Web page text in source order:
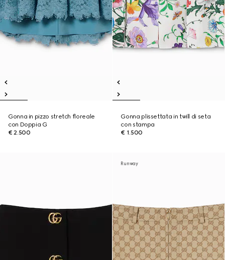
Gonna in pizzo stretch floreale
con Doppia G
€ 2.500
Gonna plissettata in twill di seta
con stampa
€ 1.500
Runway